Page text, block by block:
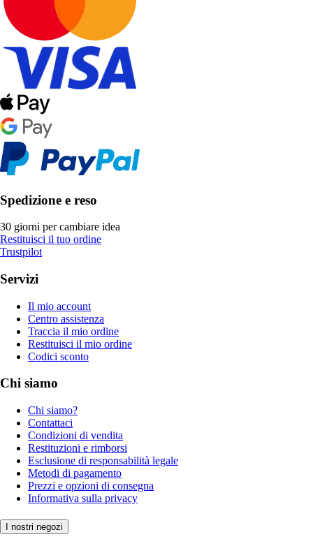
Spedizione e reso
30 giorni per cambiare idea
Restituisci il tuo ordine
Trustpilot
Servizi
Il mio account
Centro assistenza
Traccia il mio ordine
Restituisci il mio ordine
Codici sconto
Chi siamo
Chi siamo?
Contattaci
Condizioni di vendita
Restituzioni e rimborsi
Esclusione di responsabilità legale
Metodi di pagamento
Prezzi e opzioni di consegna
Informativa sulla privacy
I nostri negozi